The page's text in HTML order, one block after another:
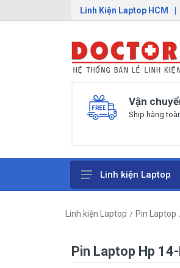
Linh Kiện Laptop HCM |
Vận
Ship hàng
Bàn Phím Laptop
Linh kiện Laptop
Linh kiện Laptop Pin Laptop
Pin Laptop Hp